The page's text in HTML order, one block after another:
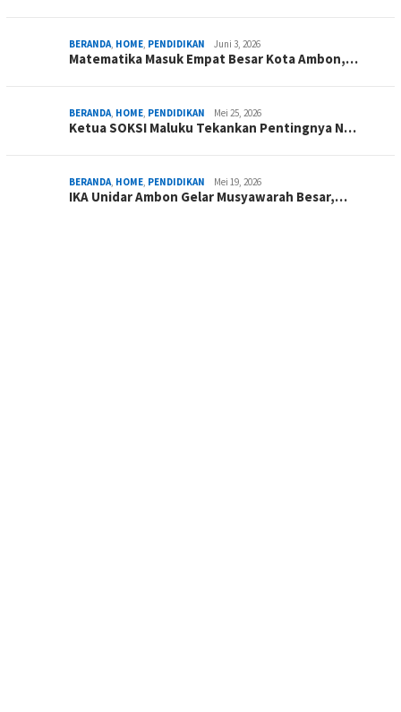
BERANDA HOME PENDIDIKAN Juni 3, 2026
Matematika Masuk Empat Besar Kota Ambon,…
BERANDA HOME PENDIDIKAN Mei 25, 2026
Ketua SOKSI Maluku Tekankan Pentingnya N…
BERANDA HOME PENDIDIKAN Mei 19, 2026
IKA Unidar Ambon Gelar Musyawarah Besar,…